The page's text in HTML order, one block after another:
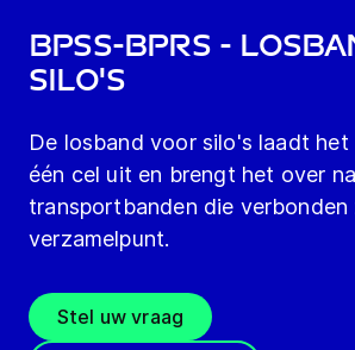
BPSS-BPRS -
silo's
De losband voor silo's laadt
één cel uit en brengt het over
transportbanden die verbonden
verzamelpunt.
Stel uw vraag